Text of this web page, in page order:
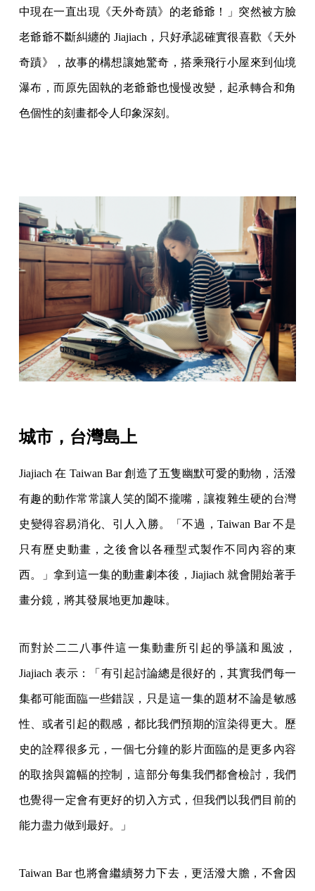
中現在一直出現《天外奇蹟》的老爺爺！」突然被方臉
老爺爺不斷糾纏的 Jiajiach，只好承認確實很喜歡《天外
奇蹟》，故事的構想讓她驚奇，搭乘飛行小屋來到仙境
瀑布，而原先固執的老爺爺也慢慢改變，起承轉合和角
色個性的刻畫都令人印象深刻。
城市，台灣島上
Jiajiach 在 Taiwan Bar 創造了五隻幽默可愛的動物，活潑
有趣的動作常常讓人笑的闔不攏嘴，讓複雜生硬的台灣
史變得容易消化、引人入勝。「不過，Taiwan Bar 不是
只有歷史動畫，之後會以各種型式製作不同內容的東
西。」拿到這一集的動畫劇本後，Jiajiach 就會開始著手
畫分鏡，將其發展地更加趣味。
而對於二二八事件這一集動畫所引起的爭議和風波，
Jiajiach 表示：「有引起討論總是很好的，其實我們每一
集都可能面臨一些錯誤，只是這一集的題材不論是敏感
性、或者引起的觀感，都比我們預期的渲染得更大。歷
史的詮釋很多元，一個七分鐘的影片面臨的是更多內容
的取捨與篇幅的控制，這部分每集我們都會檢討，我們
也覺得一定會有更好的切入方式，但我們以我們目前的
能力盡力做到最好。」
Taiwan Bar 也將會繼續努力下去，更活潑大膽，不會因